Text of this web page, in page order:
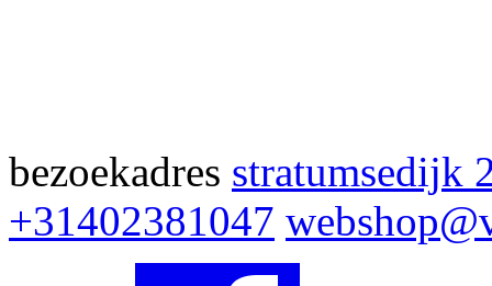
bezoekadres stratumsedijk
+31402381047